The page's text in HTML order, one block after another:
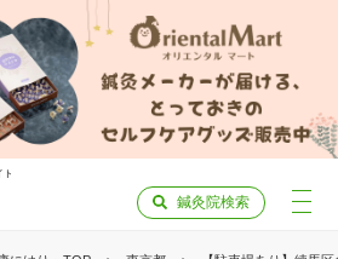
ト
鍼灸院検索